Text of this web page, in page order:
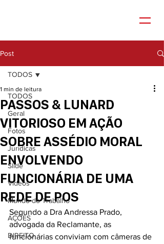
Post
TODOS
Geral
Fotos
Jurídicas
Slide
Vídeos
Mundo do Trabalho
AÇÕES
DIREITO
TODOS
PASSOS & LUNARD
VITORIOSO EM AÇÃO
SOBRE ASSÉDIO MORAL
ENVOLVENDO
FUNCIONÁRIA DE UMA
REDE DE POS
1 min de leitura
Segundo a Dra Andressa Prado,
advogada da Reclamante, as
funcionárias conviviam com câmeras de